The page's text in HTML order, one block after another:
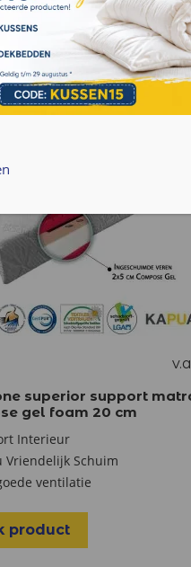
te klikken, gaat u
cookies. Lees meer
omgaan op onze
Accepteren
superior support
gel foam 20 cm
Interieur
Vriendelijk Schuim
ventilatie
product